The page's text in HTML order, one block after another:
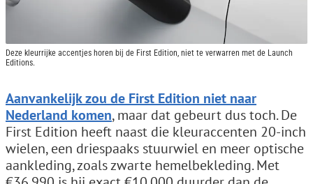
Deze kleurrijke accentjes horen bij de First Edition, niet te verwarren met de Launch
Editions.
Aanvankelijk zou de First Edition niet naar
Nederland komen, maar dat gebeurt dus toch. De
First Edition heeft naast die kleuraccenten 20-inch
wielen, een driespaaks stuurwiel en meer optische
aankleding, zoals zwarte hemelbekleding. Met